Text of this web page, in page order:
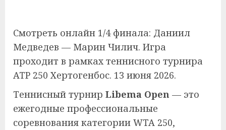
Смотреть онлайн 1/4 финала: Даниил
Медведев — Марин Чилич. Игра
проходит в рамках теннисного турнира
ATP 250 Хертогенбос. 13 июня 2026.
Теннисный турнир Libema Open — это
ежегодные профессиональные
соревнования категории WTA 250,